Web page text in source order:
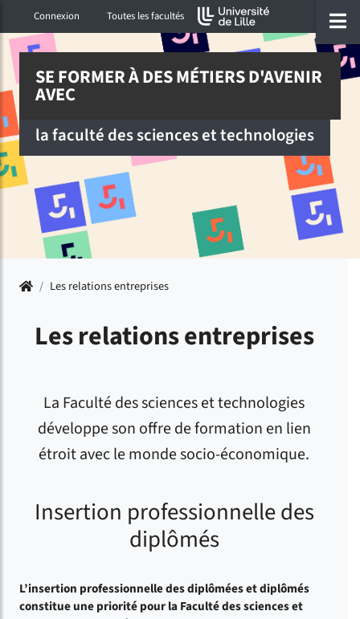
Accéder au menu principal
Accéder à la recherche
Accéder au pied de page
Connexion Toutes les facultés
menu
SE FORMER À DES MÉTIERS D'AVENIR
AVEC
la faculté des sciences et technologies
Accueil
/ Les relations entreprises
Les relations entreprises
La Faculté des sciences et technologies
développe son offre de formation en lien
étroit avec le monde socio-économique.
Insertion professionnelle des
diplômés
L’insertion professionnelle des diplômées et diplômés
constitue une priorité pour la Faculté des sciences et